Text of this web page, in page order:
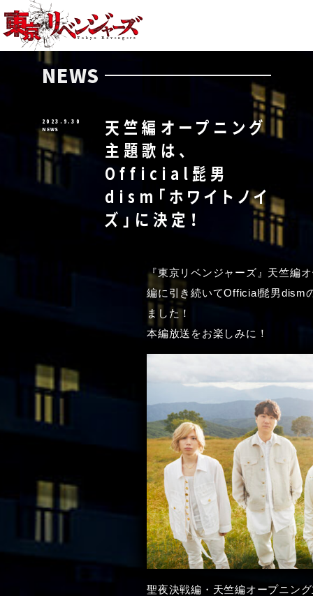
NEWS
ON AIR
CHARACTER
STORY
PRODUCT
SPECIAL
OFFICIAL ACCOUNT
SHARE
NEWS
2023.9.30
NEWS
天竺編オープニング
主題歌は、
Official髭男
dism「ホワイトノイ
ズ」に決定！
『東京リベンジャーズ』天竺編
編に引き続いてOfficial髭男dism
ました！
本編放送をお楽しみに！
聖夜決戦編・天竺編オープニン